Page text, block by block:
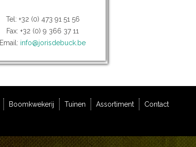
Tel: +32 (0) 473 91 51 56
Fax: +32 (0) 9 366 37 11
Email: info@jorisdebuck.be
Boomkwekerij Tuinen Assortiment Contact